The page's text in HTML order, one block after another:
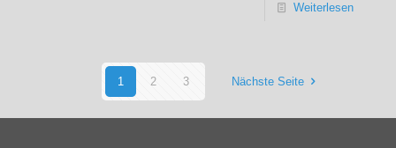
Weiterlesen
1 2 3 Nächste Seite